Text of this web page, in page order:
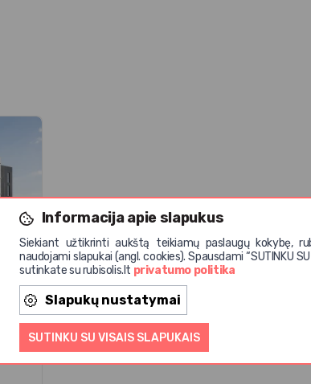
Informacija apie slapukus
Siekiant užtikrinti aukštą teikiamų paslaugų kokybę,
naudojami slapukai (angl. cookies). Spausdami “SUTINKU SU
sutinkate su rubisolis.lt privatumo politika
Slapukų nustatymai
SUTINKU SU VISAIS SLAPUKAIS